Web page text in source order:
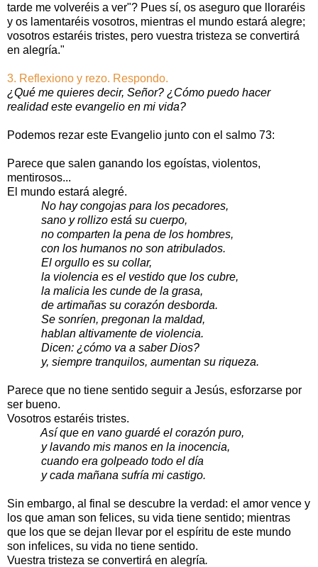
tarde me volveréis a ver"? Pues sí, os aseguro que lloraréis
y os lamentaréis vosotros, mientras el mundo estará alegre;
vosotros estaréis tristes, pero vuestra tristeza se convertirá
en alegría."
3. Reflexiono y rezo. Respondo.
¿Qué me quieres decir, Señor? ¿Cómo puedo hacer
realidad este evangelio en mi vida?
Podemos rezar este Evangelio junto con el salmo 73:
Parece que salen ganando los egoístas, violentos,
mentirosos...
El mundo estará alegré.
No hay congojas para los pecadores,
sano y rollizo está su cuerpo,
no comparten la pena de los hombres,
con los humanos no son atribulados.
El orgullo es su collar,
la violencia es el vestido que los cubre,
la malicia les cunde de la grasa,
de artimañas su corazón desborda.
Se sonríen, pregonan la maldad,
hablan altivamente de violencia.
Dicen: ¿cómo va a saber Dios?
y, siempre tranquilos, aumentan su riqueza.
Parece que no tiene sentido seguir a Jesús, esforzarse por
ser bueno.
Vosotros estaréis tristes.
Así que en vano guardé el corazón puro,
y lavando mis manos en la inocencia,
cuando era golpeado todo el día
y cada mañana sufría mi castigo.
Sin embargo, al final se descubre la verdad: el amor vence y
los que aman son felices, su vida tiene sentido; mientras
que los que se dejan llevar por el espíritu de este mundo
son infelices, su vida no tiene sentido.
Vuestra tristeza se convertirá en alegría.